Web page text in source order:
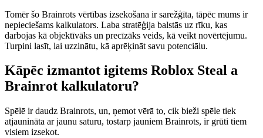
Tomēr šo Brainrots vērtības izsekošana ir sarežģīta, tāpēc mums ir
nepieciešams kalkulators. Laba stratēģija balstās uz rīku, kas
darbojas kā objektīvāks un precīzāks veids, kā veikt novērtējumu.
Turpini lasīt, lai uzzinātu, kā aprēķināt savu potenciālu.
Kāpēc izmantot igitems Roblox Steal a
Brainrot kalkulatoru?
Spēlē ir daudz Brainrots, un, ņemot vērā to, cik bieži spēle tiek
atjaunināta ar jaunu saturu, tostarp jauniem Brainrots, ir grūti tiem
visiem izsekot.